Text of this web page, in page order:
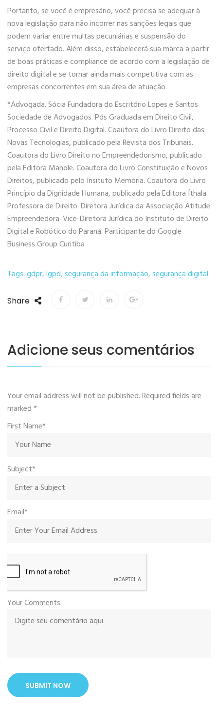
Portanto, se você é empresário, você precisa se adequar à
nova legislação para não incorrer nas sanções legais que
podem variar entre multas pecuniárias e suspensão do
serviço ofertado. Além disso, estabelecerá sua marca a partir
de boas práticas e compliance de acordo com a legislação de
direito digital e se tornar ainda mais competitiva com as
empresas concorrentes em sua área de atuação.
*Advogada. Sócia Fundadora do Escritório Lopes e Santos
Sociedade de Advogados. Pós Graduada em Direito Civil,
Processo Civil e Direito Digital. Coautora do Livro Direito das
Novas Tecnologias, publicado pela Revista dos Tribunais.
Coautora do Livro Direito no Empreendedorismo, publicado
pela Editora Manole. Coautora do Livro Constituição e Novos
Direitos, publicado pelo Insituto Memória. Coautora do Livro
Princípio da Dignidade Humana, publicado pela Editora Íthala.
Professora de Direito. Diretora Jurídica da Associação Atitude
Empreendedora. Vice-Diretora Jurídica do Instituto de Direito
Digital e Robótico do Paraná. Participante do Google
Business Group Curitiba
Tags:gdpr,lgpd,segurança da informação,segurança digital
Share
Adicione seus comentários
Your email address will not be published. Required fields are
marked*
First Name*
Subject*
Email*
Your Comments
SUBMIT NOW